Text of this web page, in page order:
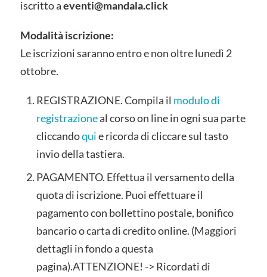
iscritto aeventi@mandala.click
Modalità iscrizione:
Le iscrizioni saranno entro e non oltre lunedì 2
ottobre.
REGISTRAZIONE. Compila il modulo di
registrazioneal corso on line in ogni sua parte
cliccandoquie ricorda di cliccare sul tasto
invio della tastiera.
PAGAMENTO. Effettua il versamento della
quota di iscrizione. Puoi effettuare il
pagamento con bollettino postale, bonifico
bancario o carta di credito online. (Maggiori
dettagli in fondo a questa
pagina).ATTENZIONE! -> Ricordati di